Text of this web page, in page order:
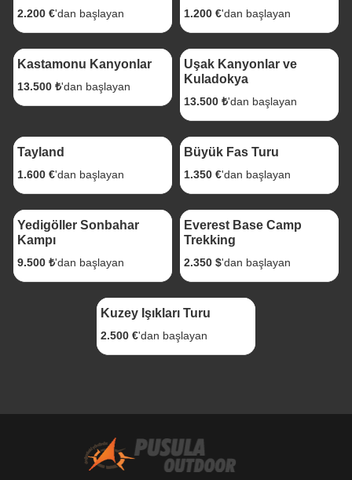
2.200 €'dan başlayan 1.200 €'dan başlayan
1 gece 2 Gün
Kastamonu Kanyonlar
13.500 ₺'dan başlayan
1 Gece 2 Gün
Uşak Kanyonlar ve
Kuladokya
13.500 ₺'dan başlayan
Tayland
1.600 €'dan başlayan
9 Gece 10 Gün
Büyük Fas Turu
1.350 €'dan başlayan
1 Gece 2 Gün
Yedigöller Sonbahar
Kampı
9.500 ₺'dan başlayan
15 Gece 16 Gün
Everest Base Camp
Trekking
2.350 $'dan başlayan
6 Gece 7 Gün
Kuzey Işıkları Turu
2.500 €'dan başlayan